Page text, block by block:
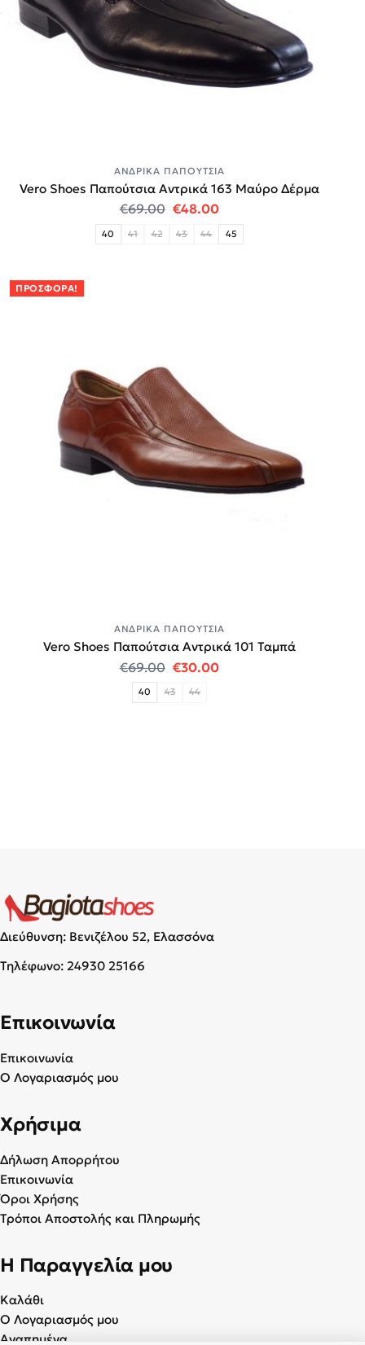
ΑΝΔΡΙΚΆ ΠΑΠΟΎΤΣΙΑ
Vero Shoes Παπούτσια Αντρικά 163 Μαύρο Δέρμα
€69.00 Original price was: €69.00.
€48.00Η τρέχουσα τιμή
40 41 42 43 44 45
ΠΡΟΣΦΟΡΆ!
ΑΝΔΡΙΚΆ ΠΑΠΟΎΤΣΙΑ
Vero Shoes Παπούτσια Αντρικά 101 Ταμπά
€69.00 Original price was: €69.00.
€30.00Η τρέχουσα τιμή
40 43 44
Διεύθυνση: Βενιζέλου 52, Ελασσόνα
Τηλέφωνο: 24930 25166
Επικοινωνία
Επικοινωνία
Ο Λογαριασμός μου
Χρήσιμα
Δήλωση Απορρήτου
Επικοινωνία
Όροι Χρήσης
Τρόποι Αποστολής και Πληρωμής
Η Παραγγελία μου
Καλάθι
Ο Λογαριασμός μου
Αγαπημένα